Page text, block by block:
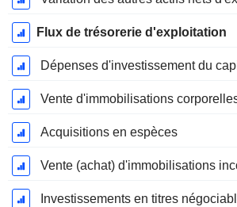
Flux de trésorerie d'exploitation
Dépenses d'investissement du
Vente d'immobilisations
Acquisitions en espèces
Vente (achat) d'immobilisations